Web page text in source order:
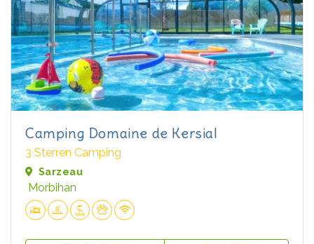
Camping Domaine de Kersial
3 Sterren Camping
Sarzeau
Morbihan